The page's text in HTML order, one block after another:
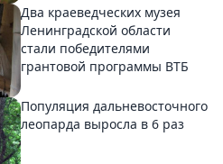
Два краеведческих музея
Ленинградской области
стали победителями
грантовой программы ВТБ
Популяция дальневосточного
леопарда выросла в 6 раз